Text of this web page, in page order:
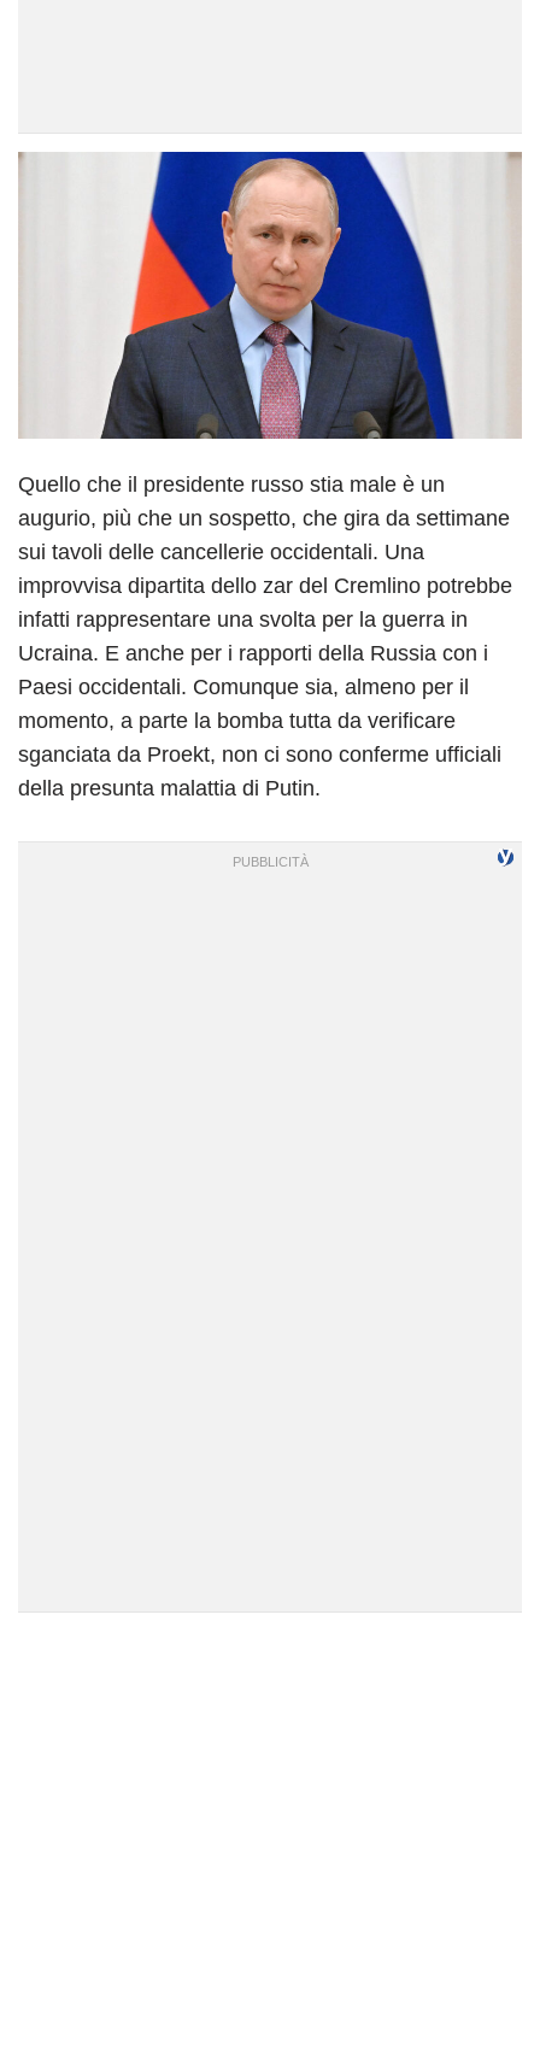
Quello che il presidente russo stia male è un
augurio, più che un sospetto, che gira da settimane
sui tavoli delle cancellerie occidentali. Una
improvvisa dipartita dello zar del Cremlino potrebbe
infatti rappresentare una svolta per la guerra in
Ucraina. E anche per i rapporti della Russia con i
Paesi occidentali. Comunque sia, almeno per il
momento, a parte la bomba tutta da verificare
sganciata da Proekt, non ci sono conferme ufficiali
della presunta malattia di Putin.